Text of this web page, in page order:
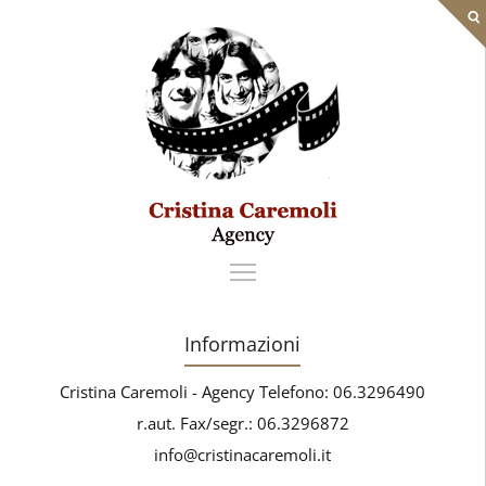
Informazioni
Cristina Caremoli - Agency Telefono: 06.3296490
r.aut. Fax/segr.: 06.3296872
info@cristinacaremoli.it